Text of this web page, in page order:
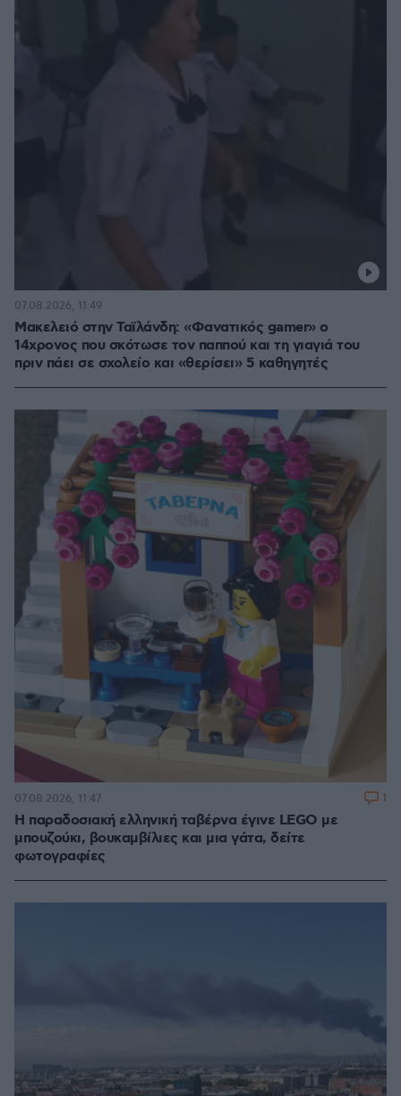
Μακελειό στην Ταϊλάνδη: «Φανατικός gamer» ο
14χρονος που σκότωσε τον παππού και τη γιαγιά του
πριν πάει σε σχολείο και «θερίσει» 5 καθηγητές
07.08.2026, 11:49
Η παραδοσιακή ελληνική ταβέρνα έγινε LEGO με
μπουζούκι, βουκαμβίλιες και μια γάτα, δείτε
φωτογραφίες
07.08.2026, 11:47 1